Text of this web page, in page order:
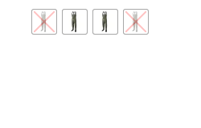
298,89 €.188,95 €.